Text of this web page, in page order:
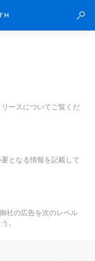
ースについてご覧くだ
となる情報を記載して
社の広告を次のレベル
。